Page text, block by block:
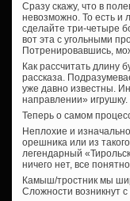
Сразу скажу, что в
невозможно. То есть и
сделайте три-четыре
вот эта с угольными
Потренировавшись,
Как рассчитать длину
рассказа.
уже давно известны.
направлении»
Теперь о самом
Неплохие и
орешника или из
легендарный
ничего нет, все
Камыш/тростник мы
Сложности возникнут